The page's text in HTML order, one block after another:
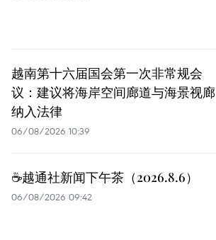
越南第十六届国会第一次非常规会
议：建议将海岸空间廊道与海景视廊
纳入法律
06/08/2026 10:39
☕️越通社新闻下午茶（2026.8.6）
06/08/2026 09:42